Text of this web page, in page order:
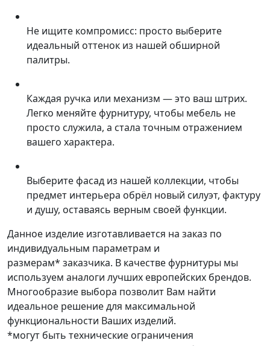
Не ищите компромисс: просто выберите
идеальный оттенок из нашей обширной
палитры.
Каждая ручка или механизм — это ваш штрих.
Легко меняйте фурнитуру, чтобы мебель не
просто служила, а стала точным отражением
вашего характера.
Выберите фасад из нашей коллекции, чтобы
предмет интерьера обрёл новый силуэт, фактуру
и душу, оставаясь верным своей функции.
Данное изделие изготавливается на заказ по
индивидуальным параметрам и
размерам* заказчика. В качестве фурнитуры мы
используем аналоги лучших европейских брендов.
Многообразие выбора позволит Вам найти
идеальное решение для максимальной
функциональности Ваших изделий.
*могут быть технические ограничения